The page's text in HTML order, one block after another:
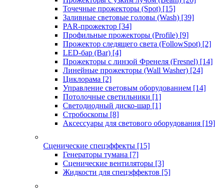
Точечные прожекторы (Spot) [15]
Заливные световые головы (Wash) [39]
PAR-прожектор [34]
Профильные прожекторы (Profile) [9]
Прожектор следящего света (FollowSpot) [2]
LED-бар (Bar) [4]
Прожекторы с линзой Френеля (Fresnel) [14]
Линейные прожекторы (Wall Washer) [24]
Циклорама [2]
Управление световым оборудованием [14]
Потолочные светильники [1]
Светодиодный диско-шар [1]
Стробоскопы [8]
Аксессуары для светового оборудования [19]
Сценические спецэффекты [15]
Генераторы тумана [7]
Сценические вентиляторы [3]
Жидкости для спецэффектов [5]